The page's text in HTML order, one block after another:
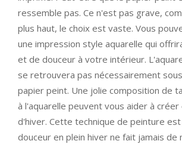
ressemble pas. Ce n'est pas grave,
plus haut, le choix est vaste. Vous
une impression style aquarelle qui
et de douceur à votre intérieur.
se retrouvera pas nécessairement
papier peint. Une jolie composition de
à l'aquarelle peuvent vous aider à
d'hiver. Cette technique de peinture
douceur en plein hiver ne fait jamais de